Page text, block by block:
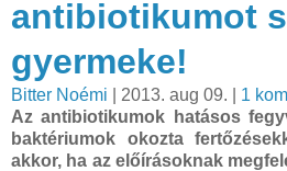
antibiotikumot
gyermeke!
Bitter Noémi | 2013. aug 09. | 1
Az antibiotikumok hatásos
baktériumok okozta
akkor, ha az előírásoknak